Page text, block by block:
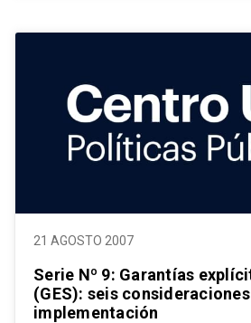
21 AGOSTO 2007
Serie Nº 9: Garantías
(GES): seis
implementación